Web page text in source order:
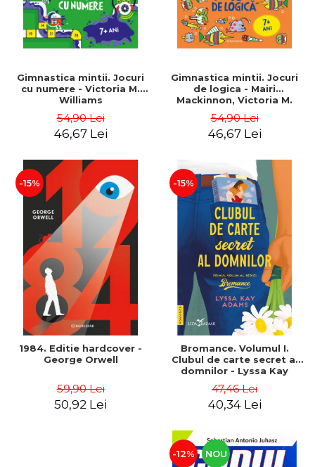
Gimnastica mintii. Jocuri
cu numere - Victoria M.
Williams
54,90 Lei
46,67 Lei
Gimnastica mintii. Jocuri
de logica - Mairi
Mackinnon, Victoria M.
54,90 Lei
46,67 Lei
-15%
1984. Editie hardcover -
George Orwell
59,90 Lei
50,92 Lei
-15%
Bromance. Volumul I.
Clubul de carte secret al
domnilor - Lyssa Kay
47,46 Lei
40,34 Lei
-12% NOU